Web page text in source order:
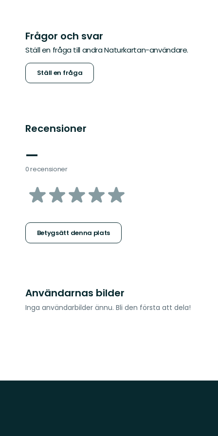
Frågor och svar
Ställ en fråga till andra Naturkartan-användare.
Ställ en fråga
Recensioner
—
0 recensioner
av
stjärnor
Betygsätt denna plats
Användarnas bilder
Inga användarbilder ännu. Bli den första att dela!